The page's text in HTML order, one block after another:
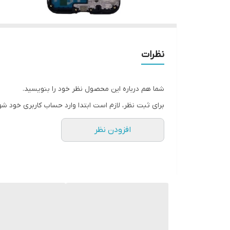
نظرات
شما هم درباره این محصول نظر خود را بنویسید.
برای ثبت نظر، لازم است ابتدا وارد حساب کاربری خود
افزودن نظر